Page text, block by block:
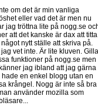
om det är min vanliga
eller vad det är men nu
jag tröttna lite på nogg.se
att det kanske är dax att titta
nytt ställe att skriva på.
jag vet inte. Är lite kluven.
funktioner på nogg.se men
jag ibland att jag gärna
hade en enkel blogg utan en
krångel. Nogg är inte så bra
använder mozilla som